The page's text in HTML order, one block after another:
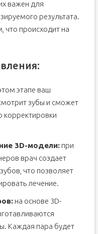
важен для
результата.
что происходит на
этапе ваш
зубы и сможет
корректировки
3D-модели:при
врач создает
что позволяет
лечение.
на основе 3D-
Каждая пара будет